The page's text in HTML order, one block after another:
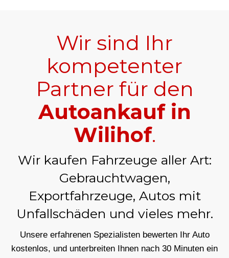
Wir sind Ihr
kompetenter
Partner für den
Autoankauf in
Wilihof.
Wir kaufen Fahrzeuge aller Art:
Gebrauchtwagen,
Exportfahrzeuge, Autos mit
Unfallschäden und vieles mehr.
Unsere erfahrenen Spezialisten bewerten Ihr Auto
kostenlos, und unterbreiten Ihnen nach 30 Minuten ein